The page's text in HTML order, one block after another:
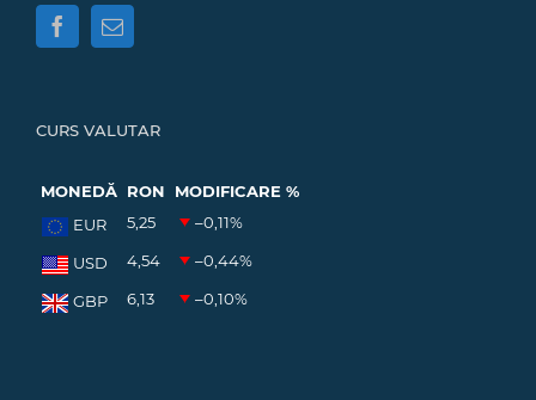
CURS VALUTAR
MONEDĂ RON
MODIFICARE %
EUR
5,25 –0,11%
USD 4,54 –0,44%
GBP 6,13 –0,10%